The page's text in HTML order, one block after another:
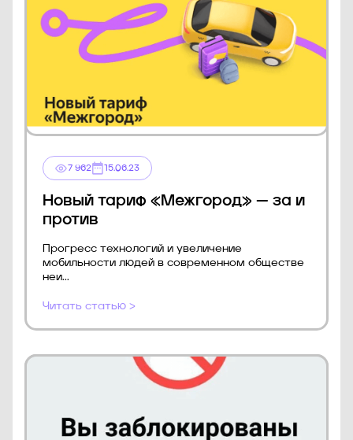
7 962 15.06.23
Новый тариф «Межгород» — за и
против
Прогресс технологий и увеличение
мобильности людей в современном обществе
неи...
Читать статью >